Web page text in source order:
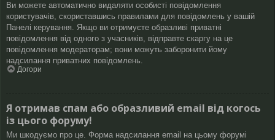
Ви можете автоматично видаляти особисті повідомлення
користувачів, скориставшись правилами для повідомлень у вашій
Панелі керування. Якщо ви отримуєте образливі приватні
повідомлення від одного з учасників, відправте скаргу на це
повідомлення модераторам; вони можуть заборонити йому
надсилання приватних повідомлень.
Догори
Я отримав спам або образливий email від когось
із цього форуму!
Ми шкодуємо про це. Форма надсилання email на цьому форумі